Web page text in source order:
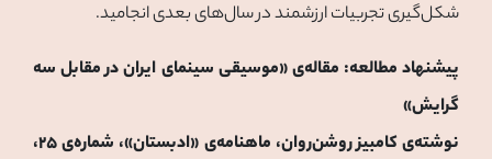
شکل‌گیری تجربیات ارزشمند در سال‌های بعدی انجامید.
پیشنهاد مطالعه: مقاله‌ی «موسیقی سینمای ایران در مقابل سه
گرایش»
نوشته‌‌ی کامبیز روشن‌روان، ماهنامه‌‌ی «ادبستان»، شماره‌ی ۲۵،